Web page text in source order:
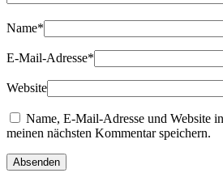
Name*
E-Mail-Adresse*
Website
Name, E-Mail-Adresse und Website
meinen nächsten Kommentar speichern.